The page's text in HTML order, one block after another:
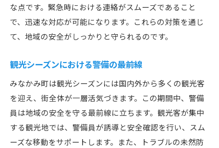
な点です。緊急時における連絡がスムーズであること
で、迅速な対応が可能になります。これらの対策を通じ
て、地域の安全がしっかりと守られるのです。
観光シーズンにおける警備の最前線
みなかみ町は観光シーズンには国内外から多くの観光客
を迎え、街全体が一層活気づきます。この期間中、警備
員は地域の安全を守る最前線に立ちます。観光客が集中
する観光地では、警備員が誘導と安全確認を行い、スム
ーズな移動をサポートします。また、トラブルの未然防